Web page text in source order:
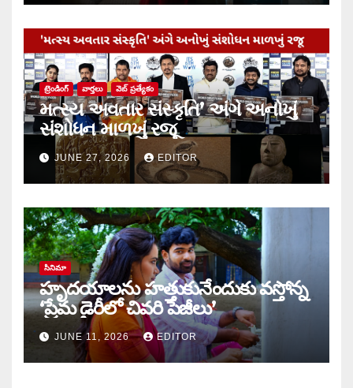
ట్రెండింగ్ వార్త‌లు వెబ్ ప్రత్యేకం
મત્સ્ય અવતાર સંસ્કૃતિ’ અંગે અનોખું
સંશોધન માળખું રજૂ
JUNE 27, 2026 EDITOR
సినిమా
హృదయాలను హత్తుకునేందుకు వస్తోన్న
‘ప్రేమ డైరీలో చివరి పేజీలు’
JUNE 11, 2026 EDITOR